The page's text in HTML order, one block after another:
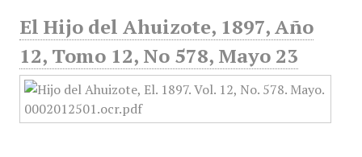
El Hijo del Ahuizote, 1897, Año
12, Tomo 12, No 578, Mayo 23